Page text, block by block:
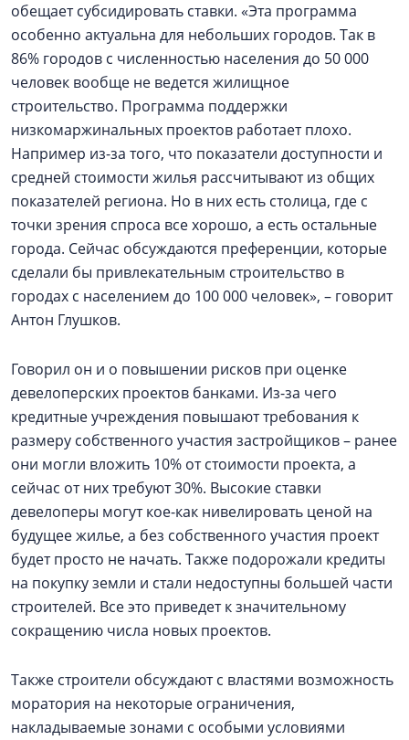
обещает субсидировать ставки. «Эта программа
особенно актуальна для небольших городов. Так в
86% городов с численностью населения до 50 000
человек вообще не ведется жилищное
строительство. Программа поддержки
низкомаржинальных проектов работает плохо.
Например из-за того, что показатели доступности и
средней стоимости жилья рассчитывают из общих
показателей региона. Но в них есть столица, где с
точки зрения спроса все хорошо, а есть остальные
города. Сейчас обсуждаются преференции, которые
сделали бы привлекательным строительство в
городах с населением до 100 000 человек», – говорит
Антон Глушков.
Говорил он и о повышении рисков при оценке
девелоперских проектов банками. Из-за чего
кредитные учреждения повышают требования к
размеру собственного участия застройщиков – ранее
они могли вложить 10% от стоимости проекта, а
сейчас от них требуют 30%. Высокие ставки
девелоперы могут кое-как нивелировать ценой на
будущее жилье, а без собственного участия проект
будет просто не начать. Также подорожали кредиты
на покупку земли и стали недоступны большей части
строителей. Все это приведет к значительному
сокращению числа новых проектов.
Также строители обсуждают с властями возможность
моратория на некоторые ограничения,
накладываемые зонами с особыми условиями